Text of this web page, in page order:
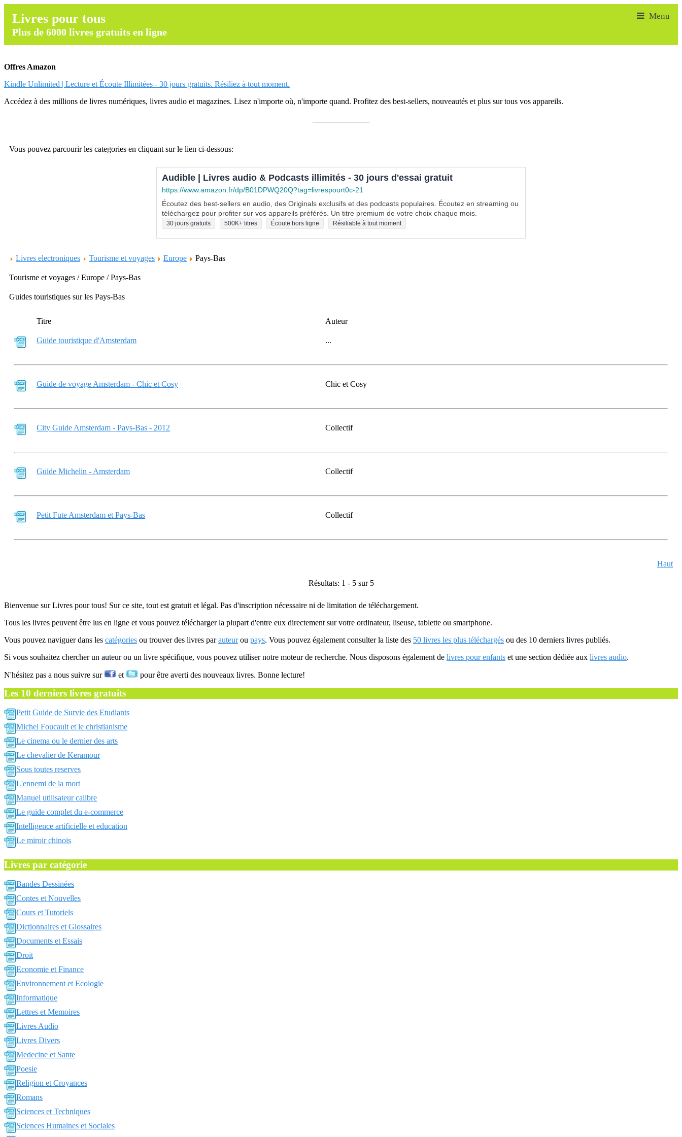
Livres pour tous
Plus de 6000 livres gratuits en ligne
Offres Amazon
Kindle Unlimited | Lecture et Écoute Illimitées - 30 jours gratuits. Résiliez à tout moment.
Accédez à des millions de livres numériques, livres audio et magazines. Lisez n'importe où, n'importe quand. Profitez des best-sellers, nouveautés et plus sur tous vos appareils.
Vous pouvez parcourir les categories en cliquant sur le lien ci-dessous:
Audible | Livres audio & Podcasts illimités - 30 jours d'essai gratuit
https://www.amazon.fr/dp/B01DPWQ20Q?tag=livrespourt0c-21
Écoutez des best-sellers en audio, des Originals exclusifs et des podcasts populaires. Écoutez en streaming ou
téléchargez pour profiter sur vos appareils préférés. Un titre premium de votre choix chaque mois.
30 jours gratuits 500K+ titres Écoute hors ligne Résiliable à tout moment
Livres electroniques Tourisme et voyages Europe Pays-Bas
Tourisme et voyages / Europe / Pays-Bas
Guides touristiques sur les Pays-Bas
Titre Auteur
Guide touristique d'Amsterdam ...
Guide de voyage Amsterdam - Chic et Cosy Chic et Cosy
City Guide Amsterdam - Pays-Bas - 2012 Collectif
Guide Michelin - Amsterdam Collectif
Petit Fute Amsterdam et Pays-Bas Collectif
Haut
Résultats: 1 - 5 sur 5
Bienvenue sur Livres pour tous! Sur ce site, tout est gratuit et légal. Pas d'inscription nécessaire ni de limitation de téléchargement.
Tous les livres peuvent être lus en ligne et vous pouvez télécharger la plupart d'entre eux directement sur votre ordinateur, liseuse, tablette ou smartphone.
Vous pouvez naviguer dans les catégories ou trouver des livres parauteurou pays. Vous pouvez également consulter la liste des 50 livres les plus téléchargés ou des 10 derniers livres publiés.
Si vous souhaitez chercher un auteur ou un livre spécifique, vous pouvez utiliser notre moteur de recherche. Nous disposons également de livres pour enfants et une section dédiée aux livres audio.
N'hésitez pas a nous suivre sur et pour être averti des nouveaux livres. Bonne lecture!
Les 10 derniers livres gratuits
Petit Guide de Survie des Etudiants
Michel Foucault et le christianisme
Le cinema ou le dernier des arts
Le chevalier de Keramour
Sous toutes reserves
L'ennemi de la mort
Manuel utilisateur calibre
Le guide complet du e-commerce
Intelligence artificielle et education
Le miroir chinois
Livres par catégorie
Bandes Dessinées
Contes et Nouvelles
Cours et Tutoriels
Dictionnaires et Glossaires
Documents et Essais
Droit
Economie et Finance
Environnement et Ecologie
Informatique
Lettres et Memoires
Livres Audio
Livres Divers
Medecine et Sante
Poesie
Religion et Croyances
Romans
Sciences et Techniques
Sciences Humaines et Sociales